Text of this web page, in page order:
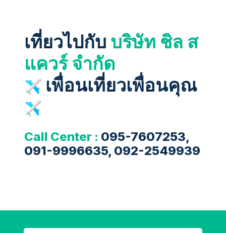
เที่ยวไปกับ บริษัท ชิล ส
แควร์ จำกัด
เพื่อนเที่ยวเพื่อนคุณ
Call Center : 095-7607253,
091-9996635, 092-2549939